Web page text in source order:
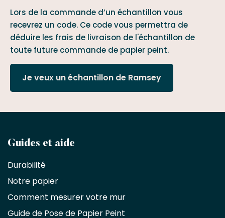
Lors de la commande d’un échantillon vous
recevrez un code. Ce code vous permettra de
déduire les frais de livraison de l'échantillon de
toute future commande de papier peint.
Je veux un échantillon de Ramsey
Devenez
partenaire
commercial
Décorateurs
d'intérieur,
Guides et aide
Durabilité
Notre papier
Comment mesurer votre mur
Guide de Pose de Papier Peint